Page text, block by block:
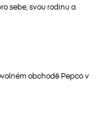
sebe, svou rodinu a
obchodě Pepco v